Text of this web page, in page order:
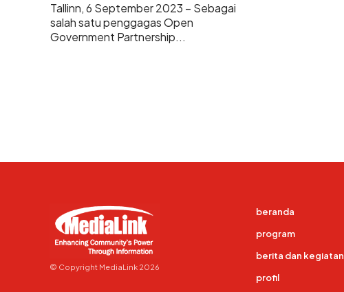
Tallinn, 6 September 2023 – Sebagai
salah satu penggagas Open
Government Partnership...
© Copyright MediaLink 2026
beranda
program
berita dan kegiatan
profil